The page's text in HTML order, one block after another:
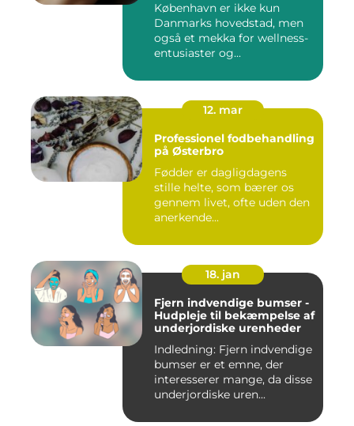
København er ikke kun
Danmarks hovedstad, men
også et mekka for wellness-
entusiaster og...
12. mar
Professionel fodbehandling
på Østerbro
Fødder er dagligdagens
stille helte, som bærer os
gennem livet, ofte uden den
anerkende...
18. jan
Fjern indvendige bumser -
Hudpleje til bekæmpelse af
underjordiske urenheder
Indledning: Fjern indvendige
bumser er et emne, der
interesserer mange, da disse
underjordiske uren...